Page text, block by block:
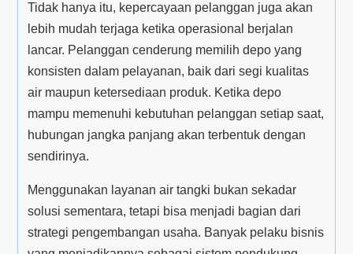
Tidak hanya itu, kepercayaan pelanggan juga akan
lebih mudah terjaga ketika operasional berjalan
lancar. Pelanggan cenderung memilih depo yang
konsisten dalam pelayanan, baik dari segi kualitas
air maupun ketersediaan produk. Ketika depo
mampu memenuhi kebutuhan pelanggan setiap saat,
hubungan jangka panjang akan terbentuk dengan
sendirinya.
Menggunakan layanan air tangki bukan sekadar
solusi sementara, tetapi bisa menjadi bagian dari
strategi pengembangan usaha. Banyak pelaku bisnis